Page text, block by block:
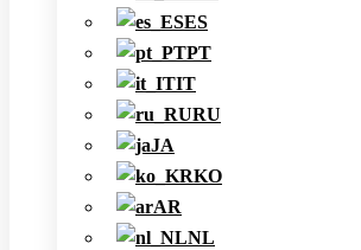
ES
PT
IT
RU
JA
KO
AR
NL